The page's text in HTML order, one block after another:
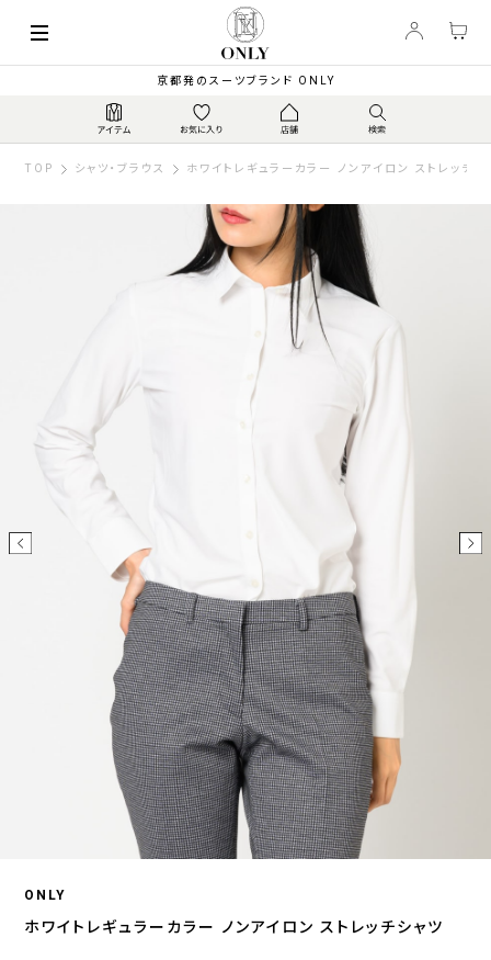
京都発のスーツブランド ONLY
TOP シャツ・ブラウス ホワイトレギュラーカラー ノンアイロン ストレッチシ
ONLY
ホワイトレギュラーカラー ノンアイロン ストレッチシャツ